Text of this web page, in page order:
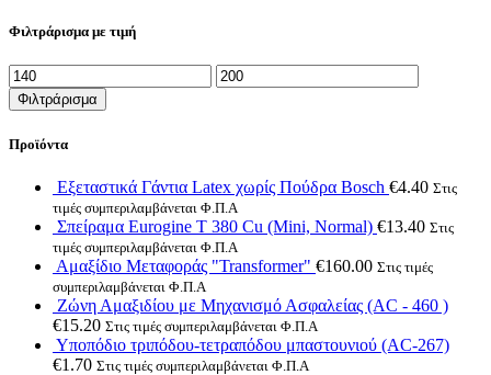
Φιλτράρισμα με τιμή
Ελάχιστη
τιμή
Μέγιστη
τιμή
Φιλτράρισμα
Προϊόντα
Εξεταστικά Γάντια Latex χωρίς Πούδρα Bosch €4.40 Στις
τιμές συμπεριλαμβάνεται Φ.Π.Α
Σπείραμα Eurogine Τ 380 Cu (Mini, Normal) €13.40 Στις
τιμές συμπεριλαμβάνεται Φ.Π.Α
Αμαξίδιο Μεταφοράς "Transformer" €160.00 Στις τιμές
συμπεριλαμβάνεται Φ.Π.Α
Ζώνη Αμαξιδίου με Μηχανισμό Ασφαλείας (AC - 460 )
€15.20 Στις τιμές συμπεριλαμβάνεται Φ.Π.Α
Υποπόδιο τριπόδου-τετραπόδου μπαστουνιού (AC-267)
€1.70 Στις τιμές συμπεριλαμβάνεται Φ.Π.Α